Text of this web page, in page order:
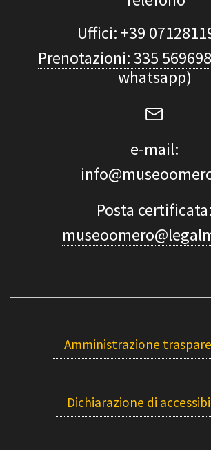
Uffici: +39
Prenotazioni: 335
whatsapp)
e-mail:
Posta certificata:
Amministrazione
Dichiarazione di